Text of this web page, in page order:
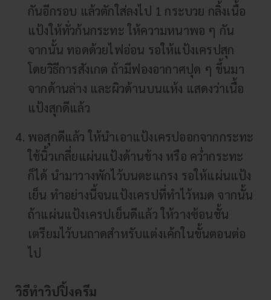
กันอีกรอบ แล้วตักใส่ลงไป 1 กระบวย กลิ้งเนื้อ
แป้งให้ทั่วก้นกระทะ ให้ความหนาพอ ๆ กัน
จากนั้น ทอดด้วยไฟอ่อน รอให้แป้งเครปสุก
โดยวิธีการสังเกต ถ้ามีฟองอากาศปุด ๆ ขึ้นมา
จากด้านล่าง และผิวด้านบนแห้ง แสดงว่าเนื้อ
แป้งสุกดีแล้ว
พอสุกดีแล้ว ให้นำเอาแป้งเครปออกจากกระทะ
ใช้นิ้วเกลี่ยแผ่นแป้งด้านข้าง หรือ คว่ำกระทะ
ก็ได้ นำมาวางพักไว้บนตะแกรง รอให้แผ่นแป้ง
เย็น ทำอย่างนี้จนแป้งเครปที่ทำไว้หมด จากนั้น
ถ้าแผ่นแป้งเครปเย็นดีแล้ว ให้วางซ้อนชั้น
เตรียมไว้บนถาดสำหรับแต่งเค้กในขั้นตอนต่อ
ไป
วิธีทำวิปปิ้งครีม